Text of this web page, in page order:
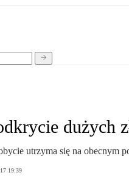
dużych
utrzyma się na obecnym
19:39